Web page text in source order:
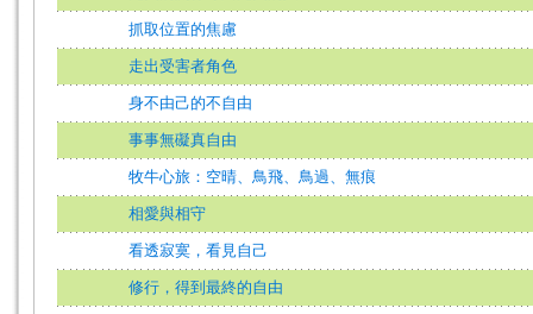
抓取位置的焦慮
走出受害者角色
身不由己的不自由
事事無礙真自由
牧牛心旅：空晴、鳥飛、鳥過、無痕
相愛與相守
看透寂寞，看見自己
修行，得到最終的自由